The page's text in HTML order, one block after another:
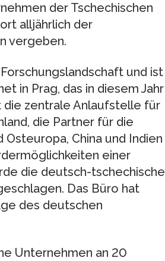
der Tschechischen
alljährlich der
vergeben.
und ist
in Prag, das in diesem Jahr
zentrale Anlaufstelle für
die Partner für die
China und Indien
einer
die deutsch-tschechische
Das Büro hat
des deutschen
Unternehmen an 20